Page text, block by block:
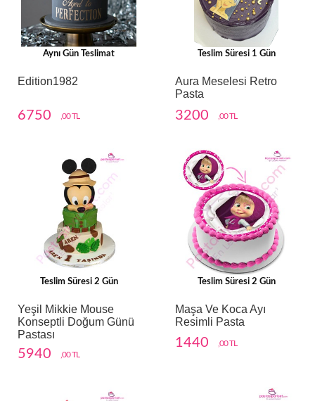
Aynı Gün Teslimat
Edition1982
6750 ,00 TL
Teslim Süresi 1 Gün
Aura Meselesi Retro
Pasta
3200 ,00 TL
Teslim Süresi 2 Gün
Yeşil Mikkie Mouse
Konseptli Doğum Günü
Pastası
5940 ,00 TL
Teslim Süresi 2 Gün
Maşa Ve Koca Ayı
Resimli Pasta
1440 ,00 TL